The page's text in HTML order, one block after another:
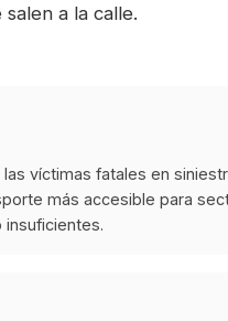
a la calle.
víctimas fatales en
más accesible para